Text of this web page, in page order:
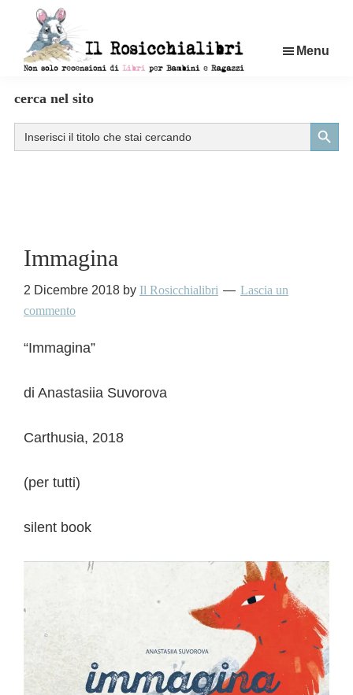
contenuto
di
libri
per
Menu
cerca nel sito
Search
for:
Search Button
Immagina
2 Dicembre 2018 by Il Rosicchialibri
Lascia un
commento
“Immagina”
di Anastasiia Suvorova
Carthusia, 2018
(per tutti)
silent book